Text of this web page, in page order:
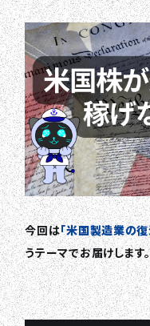
今回は「米国製造業の
うテーマでお届けします。